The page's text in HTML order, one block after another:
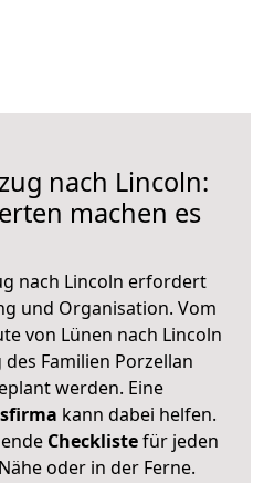
nach Lincoln:
machen es
nach Lincoln erfordert
und Organisation. Vom
von Lünen nach Lincoln
Familien Porzellan
werden. Eine
kann dabei helfen.
Checklistefür jeden
oder in der Ferne.